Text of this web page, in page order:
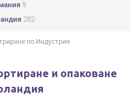
9
282
по Индустрия
и опаковане